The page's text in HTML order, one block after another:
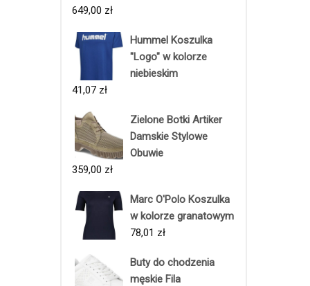
649,00 zł
Hummel Koszulka
"Logo" w kolorze
niebieskim
41,07 zł
Zielone Botki Artiker
Damskie Stylowe
Obuwie
359,00 zł
Marc O'Polo Koszulka
w kolorze granatowym
78,01 zł
Buty do chodzenia
męskie Fila